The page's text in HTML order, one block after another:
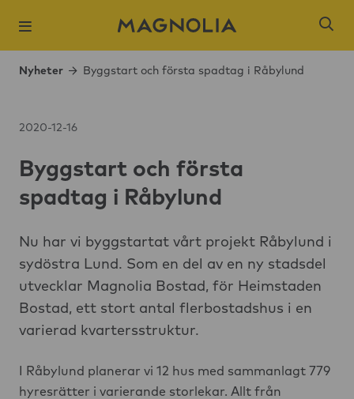
Öresjö Ängar
Kista Äng
Ångloket,
Nyheter Byggstart och första spadtag i Råbylund
2020-12-16
Byggstart och första
spadtag i Råbylund
Nu har vi byggstartat vårt projekt Råbylund i
sydöstra Lund. Som en del av en ny stadsdel
utvecklar Magnolia Bostad, för Heimstaden
Bostad, ett stort antal flerbostadshus i en
varierad kvartersstruktur.
I Råbylund planerar vi 12 hus med sammanlagt 779
hyresrätter i varierande storlekar. Allt från